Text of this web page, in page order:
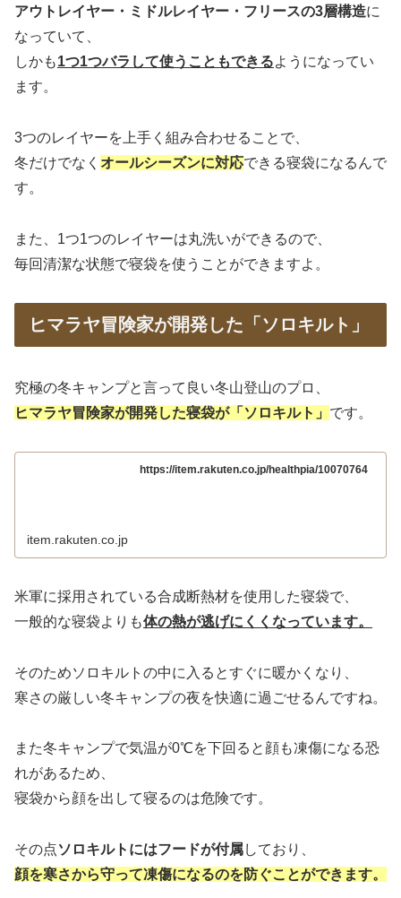
アウトレイヤー・ミドルレイヤー・フリースの3層構造に
なっていて、
しかも1つ1つバラして使うこともできるようになってい
ます。
3つのレイヤーを上手く組み合わせることで、
冬だけでなく オールシーズンに対応できる寝袋になるんで
す。
また、1つ1つのレイヤーは丸洗いができるので、
毎回清潔な状態で寝袋を使うことができますよ。
ヒマラヤ冒険家が開発した「ソロキルト」
究極の冬キャンプと言って良い冬山登山のプロ、
ヒマラヤ冒険家が開発した寝袋が「ソロキルト」 です。
https://item.rakuten.co.jp/healthpia/10070764
item.rakuten.co.jp
米軍に採用されている合成断熱材を使用した寝袋で、
一般的な寝袋よりも体の熱が逃げにくくなっています。
そのためソロキルトの中に入るとすぐに暖かくなり、
寒さの厳しい冬キャンプの夜を快適に過ごせるんですね。
また冬キャンプで気温が0℃を下回ると顔も凍傷になる恐
れがあるため、
寝袋から顔を出して寝るのは危険です。
その点ソロキルトにはフードが付属しており、
顔を寒さから守って凍傷になるのを防ぐことができます。